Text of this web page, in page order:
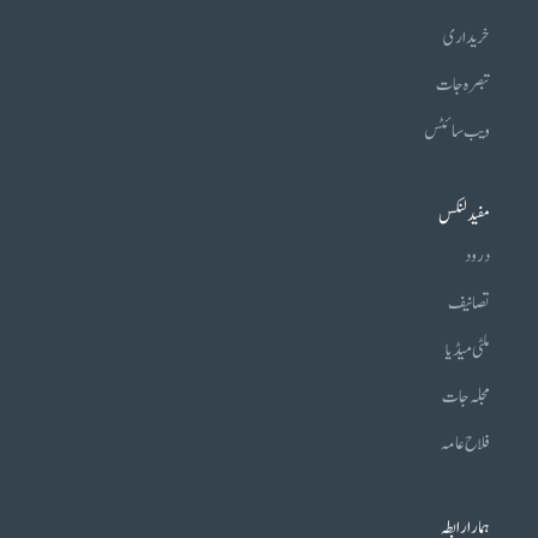
خریداری
تبصرہ جات
ویب سائٹس
مفید لنکس
درود
تصانیف
ملٹی میڈیا
مجلہ جات
فلاح عامہ
ہمارا رابطہ